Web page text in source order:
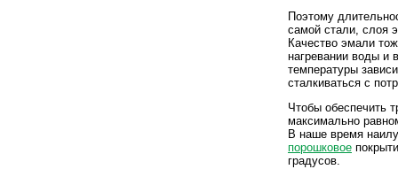
Поэтому
самой стали, слоя
Качество эмали
нагревании воды и
температуры
сталкиваться с
Чтобы обеспечить
максимально
В наше время
порошковое
градусов.